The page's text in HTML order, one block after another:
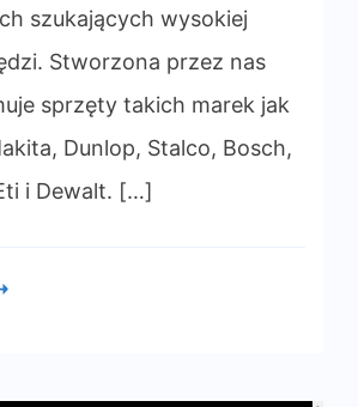
szukających wysokiej
Stworzona przez nas
sprzęty takich marek jak
Dunlop, Stalco, Bosch,
i Dewalt. […]